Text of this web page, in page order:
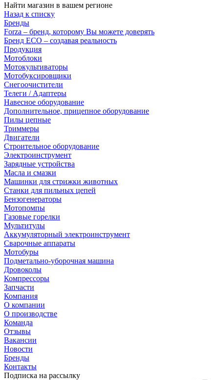
Найти магазин в вашем регионе
Назад к списку
Бренды
Forza – бренд, которому Вы можете доверять
Бренд ECO – создавая реальность
Продукция
Мотоблоки
Мотокультиваторы
Мотобуксировщики
Снегоочистители
Телеги / Адаптеры
Навесное оборудование
Дополнительное, прицепное оборудование
Пилы цепные
Триммеры
Двигатели
Строительное оборудование
Электроинструмент
Зарядные устройства
Масла и смазки
Машинки для стрижки животных
Станки для пильных цепей
Бензогенераторы
Мотопомпы
Газовые горелки
Мультитулы
Аккумуляторный электроинструмент
Сварочные аппараты
Мотобуры
Подметально-уборочная машина
Дровоколы
Компрессоры
Запчасти
Компания
О компании
О производстве
Команда
Отзывы
Вакансии
Новости
Бренды
Контакты
Подписка на рассылку